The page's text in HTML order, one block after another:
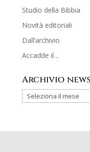
Studio della Bibbia
Novità editoriali
Dall’archivio
Accadde il…
Archivio news